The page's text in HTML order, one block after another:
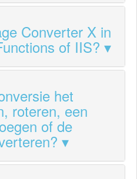
Converter X in
of IIS?
het
roteren, een
of de